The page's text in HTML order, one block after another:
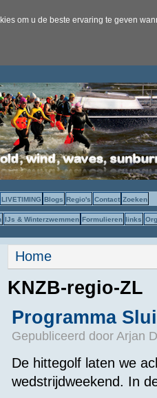
om u de beste ervaring te geven
LIVETIMING Blogs Regio's Contact Zoeken
IJs & Winterzwemmen Formulieren links
U bent hier
Home
KNZB-regio-ZL
Programma
Gepubliceerd door Arjan
De hittegolf laten we
wedstrijdweekend. In